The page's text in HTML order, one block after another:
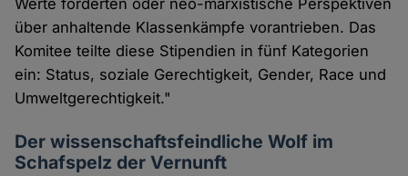
Werte förderten oder neo-marxistische Perspektiven
über anhaltende Klassenkämpfe vorantrieben. Das
Komitee teilte diese Stipendien in fünf Kategorien
ein: Status, soziale Gerechtigkeit, Gender, Race und
Umweltgerechtigkeit."
Der wissenschaftsfeindliche Wolf im
Schafspelz der Vernunft